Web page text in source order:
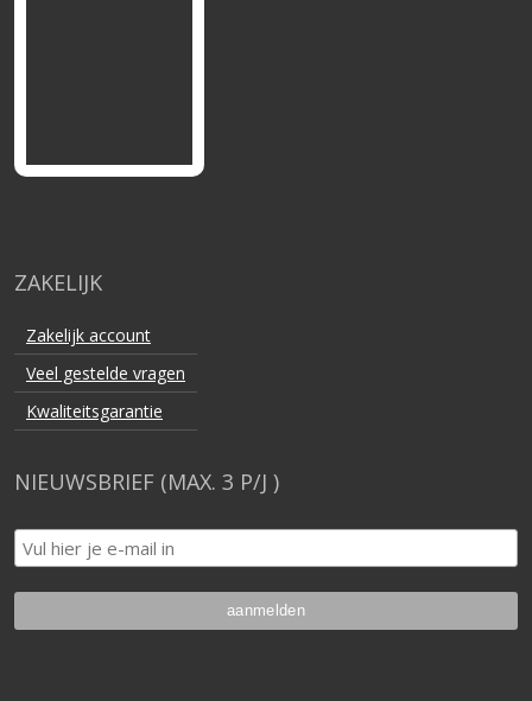
ZAKELIJK
Zakelijk account
Veel gestelde vragen
Kwaliteitsgarantie
NIEUWSBRIEF (MAX. 3 P/J )